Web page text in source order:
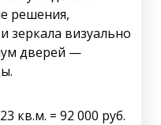
решения,
зеркала визуально
дверей —
23 кв.м. = 92 000 руб.